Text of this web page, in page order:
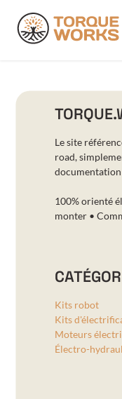
Le site
road,
100% orienté
monter •
Kits robot
Kits
Moteurs
Électro-